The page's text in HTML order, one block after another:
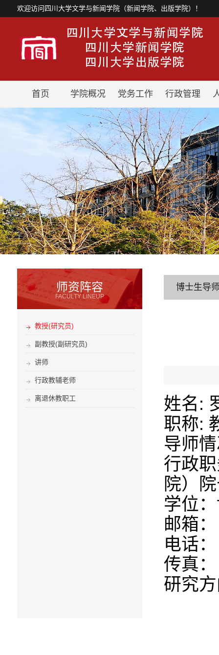
欢迎访问四川大学文学与新闻学院（新闻学院、出版学院）！
首页 学院概况 党务工作 行政管理
师资阵容
FACULTY LINEUP
教授(研究员)
副教授(副研究员)
讲师
行政教辅老师
离退休教职工
博士生导
姓名:
职称:
导师
行政
院）
学位
邮箱：
电话：
传真：
研究